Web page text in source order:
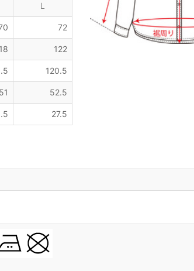
L
72
122
120.5
51 52.5
27.5